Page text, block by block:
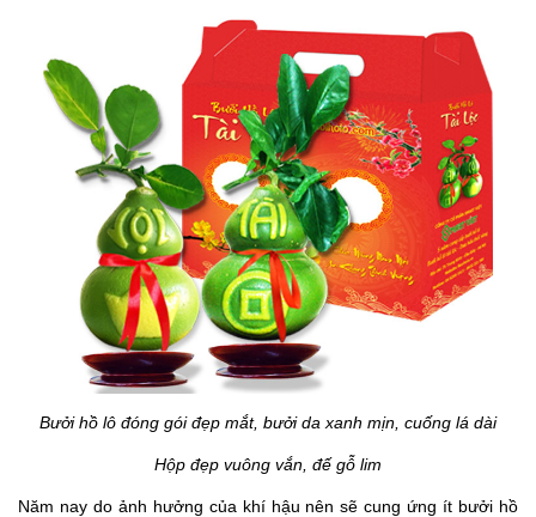
Bưởi hồ lô đóng gói đẹp mắt, bưởi da xanh mịn, cuống lá dài
Hộp đẹp vuông vắn, đế gỗ lim
Năm nay do ảnh hưởng của khí hậu nên sẽ cung ứng ít bưởi hồ